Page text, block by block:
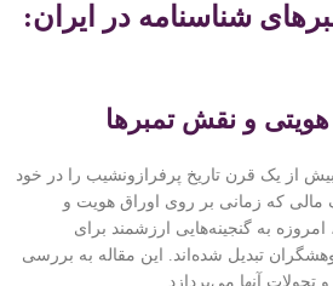
شناسنامه در ایران:
و نقش تمبرها
از یک قرن تاریخ پرفرازونشیب را در خود
مالی که زمانی بر روی اوراق هویت و
به گنجینه‌هایی ارزشمند برای
تبدیل شده‌اند. این مقاله به بررسی
تحولات آنها می‌پردازد.